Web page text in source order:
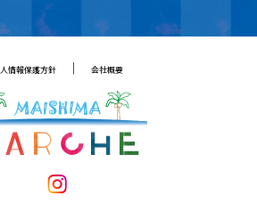
情報保護方針｜ 会社概要